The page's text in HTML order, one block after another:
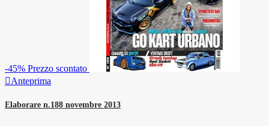
-45% Prezzo scontato
Anteprima
Elaborare n.188 novembre 2013